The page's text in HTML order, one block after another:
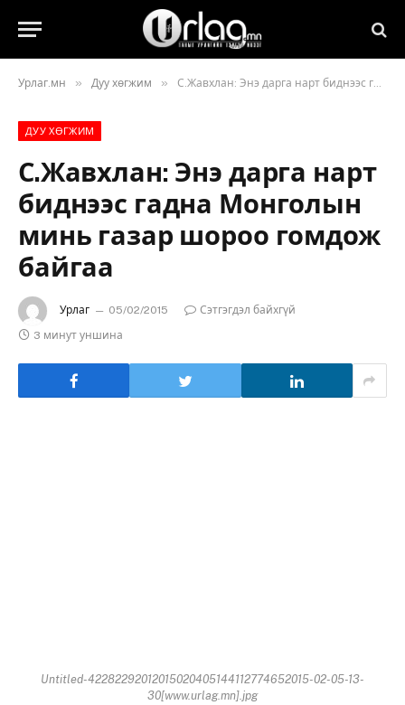
Урлаг.мн » Дуу хөгжим » С.Жавхлан: Энэ дарга нарт биднээс гадна Монголын минь газар шороо гомдож байгаа
ДУУ ХӨГЖИМ
С.Жавхлан: Энэ дарга нарт
биднээс гадна Монголын
минь газар шороо гомдож
байгаа
Урлаг 05/02/2015
Сэтгэгдэл байхгүй
3 минут уншина
Untitled-42282292012015020405144112774652015-02-05-13-
30[www.urlag.mn].jpg